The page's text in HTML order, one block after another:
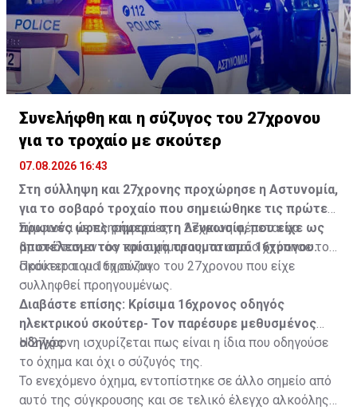
Συνελήφθη και η σύζυγος του 27χρονου
για το τροχαίο με σκούτερ
07.08.2026 16:43
Στη σύλληψη και 27χρονης προχώρησε η Αστυνομία,
για το σοβαρό τροχαίο που σημειώθηκε τις πρώτες
πρωινές ώρες σήμερα στη Λευκωσία, που είχε ως
αποτέλεσμα τον κρίσιμο τραυματισμό 16χρονου.
Σύμφωνα με πληροφορίες, η 27χρονη φέρεται να
βρισκόταν εντός του οχήματος, το οποίο χτύπησε το
σκούτερ του 16χρονου.
Πρόκειται για τη σύζυγο του 27χρονου που είχε
συλληφθεί προηγουμένως.
Διαβάστε επίσης: Κρίσιμα 16χρονος οδηγός
ηλεκτρικού σκούτερ- Τον παρέσυρε μεθυσμένος
οδηγός
Η 27χρονη ισχυρίζεται πως είναι η ίδια που οδηγούσε
το όχημα και όχι ο σύζυγός της.
Το ενεχόμενο όχημα, εντοπίστηκε σε άλλο σημείο από
αυτό της σύγκρουσης και σε τελικό έλεγχο αλκοόλης